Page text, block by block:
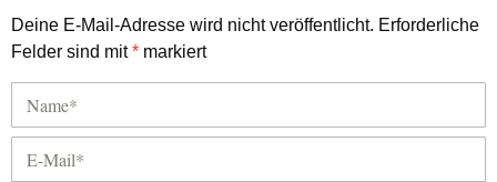
Deine E-Mail-Adresse wird nicht veröffentlicht. Erforderliche
Felder sind mit* markiert